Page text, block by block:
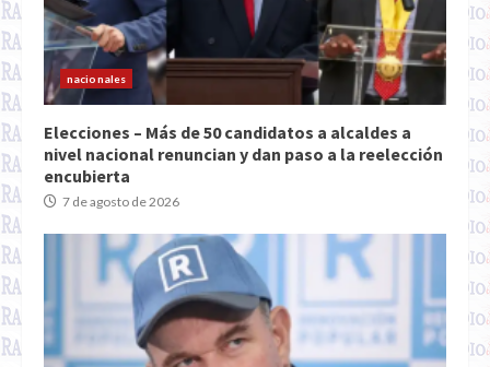
nacionales
Elecciones – Más de 50 candidatos a alcaldes a
nivel nacional renuncian y dan paso a la reelección
encubierta
7 de agosto de 2026